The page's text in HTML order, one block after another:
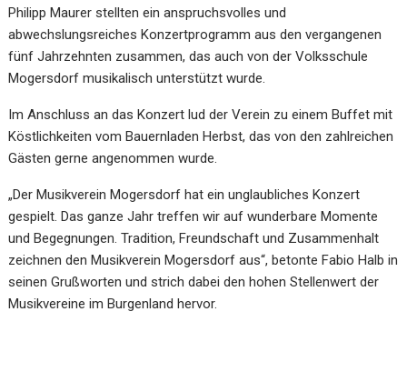
Philipp Maurer stellten ein anspruchsvolles und
abwechslungsreiches Konzertprogramm aus den vergangenen
fünf Jahrzehnten zusammen, das auch von der Volksschule
Mogersdorf musikalisch unterstützt wurde.
Im Anschluss an das Konzert lud der Verein zu einem Buffet mit
Köstlichkeiten vom Bauernladen Herbst, das von den zahlreichen
Gästen gerne angenommen wurde.
„Der Musikverein Mogersdorf hat ein unglaubliches Konzert
gespielt. Das ganze Jahr treffen wir auf wunderbare Momente
und Begegnungen. Tradition, Freundschaft und Zusammenhalt
zeichnen den Musikverein Mogersdorf aus“, betonte Fabio Halb in
seinen Grußworten und strich dabei den hohen Stellenwert der
Musikvereine im Burgenland hervor.